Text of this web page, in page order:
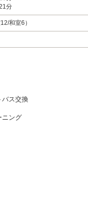
分
和室6）
バス交換
ニング